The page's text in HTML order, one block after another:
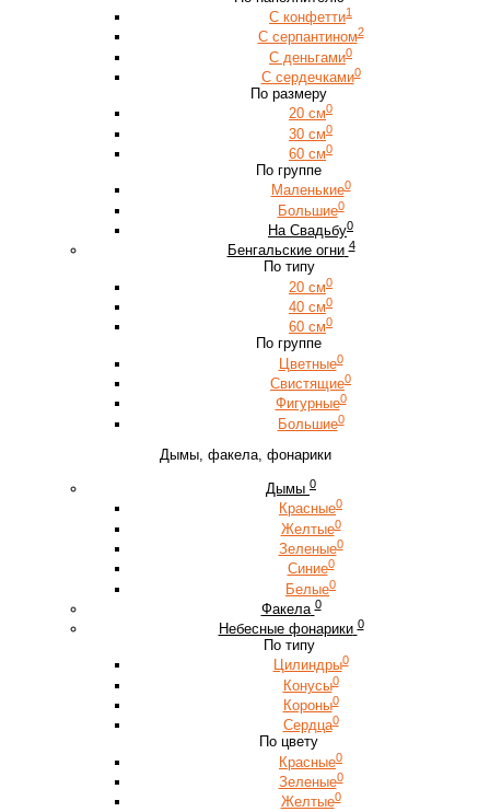
С конфетти1
С серпантином2
С деньгами0
С сердечками0
По размеру
20 см0
30 см0
60 см0
По группе
Маленькие0
Большие0
На Свадьбу0
Бенгальские огни 4
По типу
20 см0
40 см0
60 см0
По группе
Цветные0
Свистящие0
Фигурные0
Большие0
Дымы, факела, фонарики
Дымы 0
Красные0
Желтые0
Зеленые0
Синие0
Белые0
Факела 0
Небесные фонарики 0
По типу
Цилиндры0
Конусы0
Короны0
Сердца0
По цвету
Красные0
Зеленые0
Желтые0